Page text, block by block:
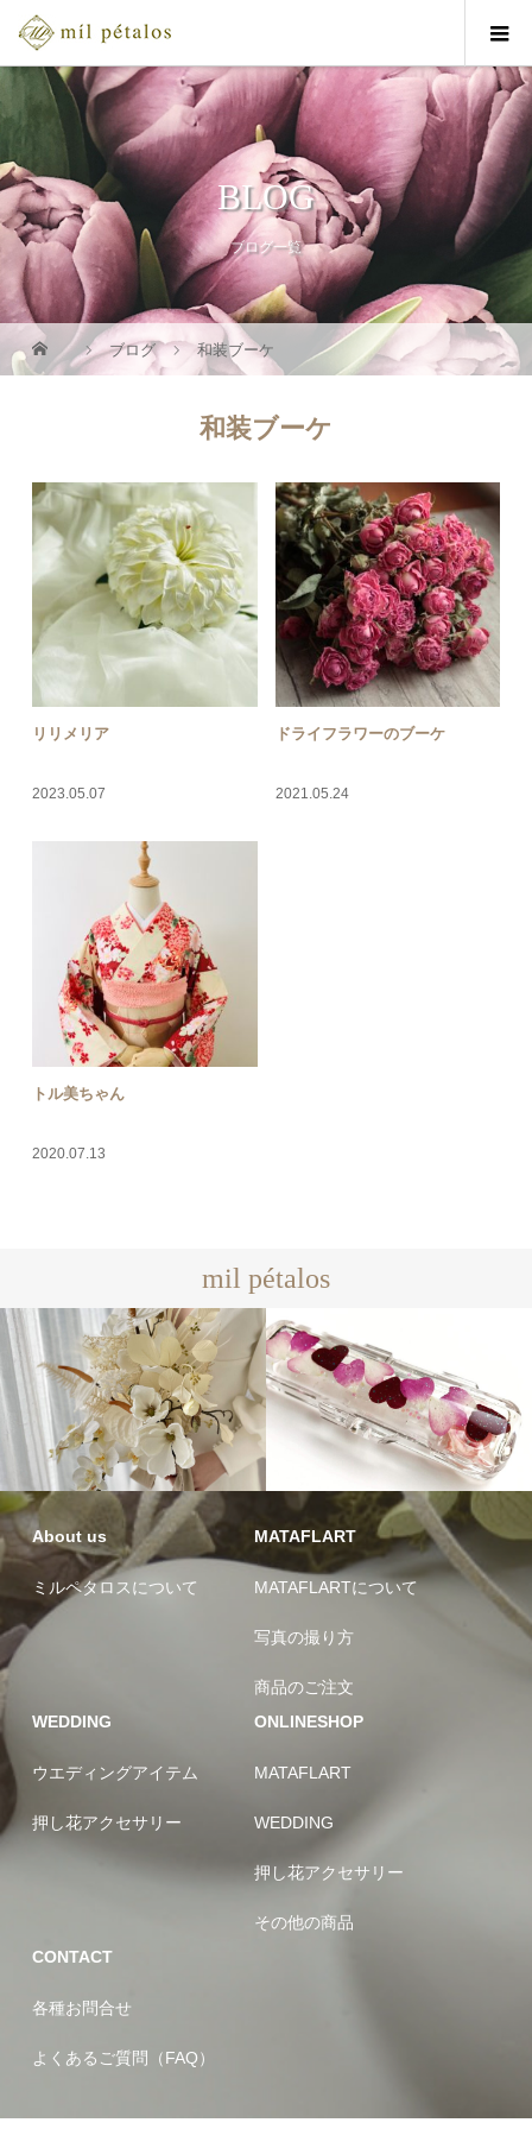
BLOG
ブログ一覧
ブログ 和装ブーケ
和装ブーケ
リリメリア
2023.05.07
ドライフラワーのブーケ
2021.05.24
トル美ちゃん
2020.07.13
mil pétalos
About us
ミルペタロスについて
MATAFLART
MATAFLARTについて
写真の撮り方
商品のご注文
WEDDING
ウエディングアイテム
押し花アクセサリー
ONLINESHOP
MATAFLART
WEDDING
押し花アクセサリー
その他の商品
CONTACT
各種お問合せ
よくあるご質問（FAQ）